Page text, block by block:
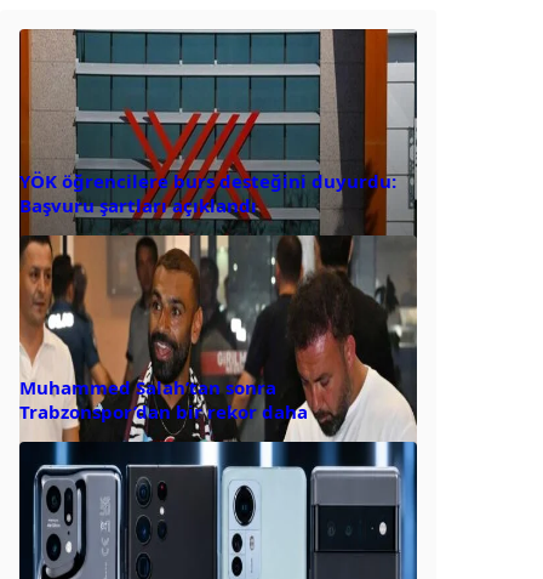
YÖK öğrencilere burs desteğini duyurdu:
Başvuru şartları açıklandı
Muhammed Salah’tan sonra
Trabzonspor’dan bir rekor daha